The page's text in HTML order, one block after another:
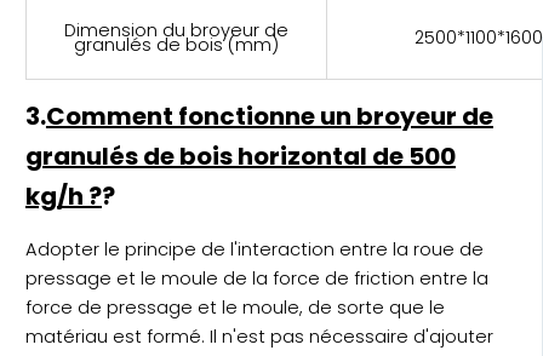
Dimension du broyeur de
granulés de bois (mm) 2500*1100*1600
3.Comment fonctionne un broyeur de
granulés de bois horizontal de 500
kg/h ??
Adopter le principe de l'interaction entre la roue de
pressage et le moule de la force de friction entre la
force de pressage et le moule, de sorte que le
matériau est formé. Il n'est pas nécessaire d'ajouter